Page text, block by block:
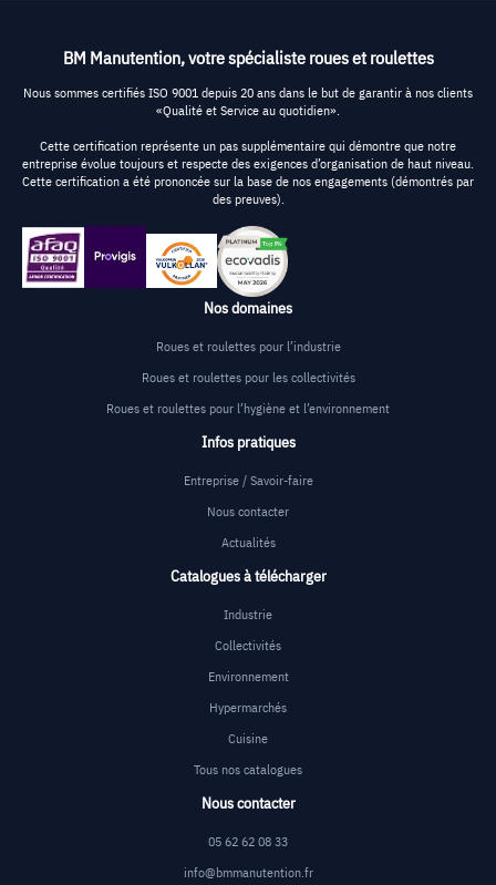
BM Manutention, votre spécialiste roues et roulettes
Nous sommes certifiés ISO 9001 depuis 20 ans dans le but de garantir à nos clients
«Qualité et Service au quotidien».
Cette certification représente un pas supplémentaire qui démontre que notre
entreprise évolue toujours et respecte des exigences d’organisation de haut niveau.
Cette certification a été prononcée sur la base de nos engagements (démontrés par
des preuves).
Nos domaines
Roues et roulettes pour l’industrie
Roues et roulettes pour les collectivités
Roues et roulettes pour l’hygiène et l’environnement
Infos pratiques
Entreprise / Savoir-faire
Nous contacter
Actualités
Catalogues à télécharger
Industrie
Collectivités
Environnement
Hypermarchés
Cuisine
Tous nos catalogues
Nous contacter
05 62 62 08 33
info@bmmanutention.fr